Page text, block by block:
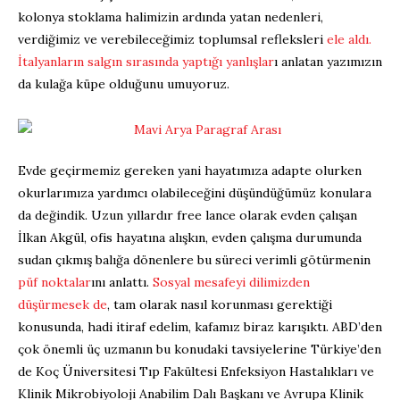
kolonya stoklama halimizin ardında yatan nedenleri,
verdiğimiz ve verebileceğimiz toplumsal refleksleri ele aldı.
İtalyanların salgın sırasında yaptığı yanlışları anlatan yazımızın
da kulağa küpe olduğunu umuyoruz.
Evde geçirmemiz gereken yani hayatımıza adapte olurken
okurlarımıza yardımcı olabileceğini düşündüğümüz konulara
da değindik. Uzun yıllardır free lance olarak evden çalışan
İlkan Akgül, ofis hayatına alışkın, evden çalışma durumunda
sudan çıkmış balığa dönenlere bu süreci verimli götürmenin
püf noktalarını anlattı. Sosyal mesafeyi dilimizden
düşürmesek de, tam olarak nasıl korunması gerektiği
konusunda, hadi itiraf edelim, kafamız biraz karışıktı. ABD’den
çok önemli üç uzmanın bu konudaki tavsiyelerine Türkiye’den
de Koç Üniversitesi Tıp Fakültesi Enfeksiyon Hastalıkları ve
Klinik Mikrobiyoloji Anabilim Dalı Başkanı ve Avrupa Klinik